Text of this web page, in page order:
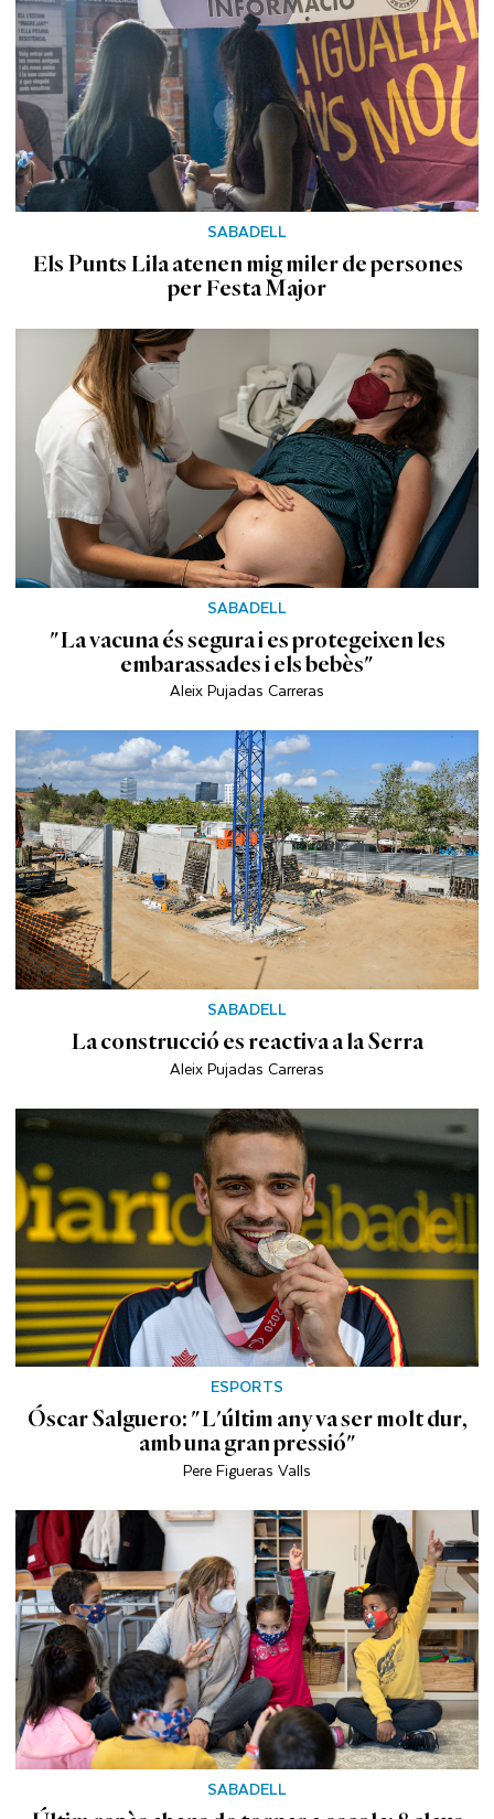
SABADELL
Els Punts Lila atenen mig miler de persones
per Festa Major
SABADELL
"La vacuna és segura i es protegeixen les
embarassades i els bebès"
Aleix Pujadas Carreras
SABADELL
La construcció es reactiva a la Serra
Aleix Pujadas Carreras
ESPORTS
Óscar Salguero: "L'últim any va ser molt dur,
amb una gran pressió"
Pere Figueras Valls
SABADELL